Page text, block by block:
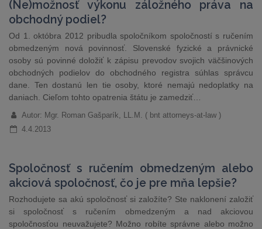
(Ne)možnosť výkonu záložného práva na
obchodný podiel?
Od 1. októbra 2012 pribudla spoločníkom spoločností s ručením
obmedzeným nová povinnosť. Slovenské fyzické a právnické
osoby sú povinné doložiť k zápisu prevodov svojich väčšinových
obchodných podielov do obchodného registra súhlas správcu
dane. Ten dostanú len tie osoby, ktoré nemajú nedoplatky na
daniach. Cieľom tohto opatrenia štátu je zamedziť…
Autor: Mgr. Roman Gašparík, LL.M. ( bnt attorneys-at-law )
4.4.2013
Spoločnosť s ručením obmedzeným alebo
akciová spoločnosť, čo je pre mňa lepšie?
Rozhodujete sa akú spoločnosť si založíte? Ste naklonení založiť
si spoločnosť s ručením obmedzeným a nad akciovou
spoločnosťou neuvažujete? Možno robíte správne alebo možno